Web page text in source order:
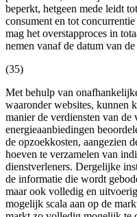
beperkt, hetgeen mede leidt
consument en tot
mag het overstapproces in
nemen vanaf de datum van
(35)
Met behulp van
waaronder websites, kunnen
manier de verdiensten van
energieaanbiedingen
de opzoekkosten, aangezien
hoeven te verzamelen van
dienstverleners. Dergelijke
de informatie die wordt
maar ook volledig en
mogelijk scala aan op de